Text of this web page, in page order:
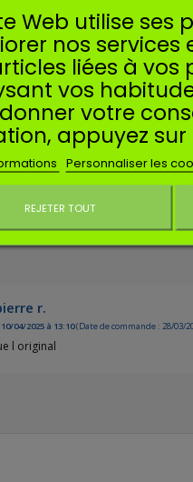
contrôle
09/05/2026 à 12:41(Date de commande : 28/04/
r.
04/2025 à 13:10(Date de commande : 28/03/
l original
Web utilise ses
nos services
liées à vos
vos
votre
appuyez
Personnaliser les
REJETER TOUT